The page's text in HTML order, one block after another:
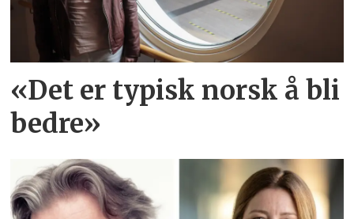
«Det er typisk norsk å bli
bedre»